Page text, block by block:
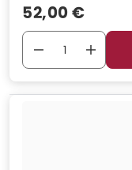
Verkaufspreis
52,00 €